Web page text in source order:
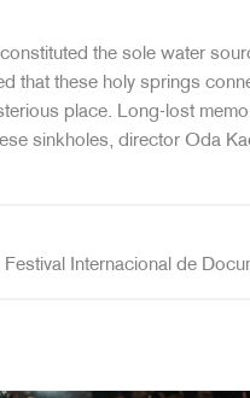
the sole water
that these holy springs
place. Long-lost
sinkholes, director Oda
Festival Internacional de